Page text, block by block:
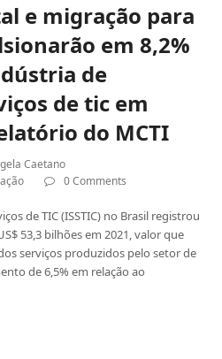
e migração para
em 8,2%
de
de tic em
do MCTI
Caetano
0 Comments
de TIC (ISSTIC) no Brasil registrou
53,3 bilhões em 2021, valor que
serviços produzidos pelo setor de
de 6,5% em relação ao